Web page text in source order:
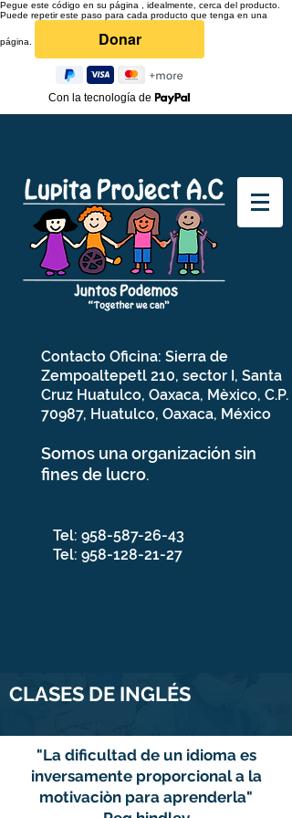
Pegue este código en su página , idealmente, cerca del producto.
Puede repetir este paso para cada producto que tenga en una
página.
Con la tecnología de
Contacto Oficina: Sierra de
Zempoaltepetl 210, sector I, Santa
Cruz Huatulco, Oaxaca, Mèxico, C.P.
70987, Huatulco, Oaxaca, México
Somos una organización sin
fines de lucro.
Tel: 958-587-26-43
Tel: 958-128-21-27
CLASES DE INGLÉS
"La dificultad de un idioma es
inversamente proporcional a la
motivaciòn para aprenderla"